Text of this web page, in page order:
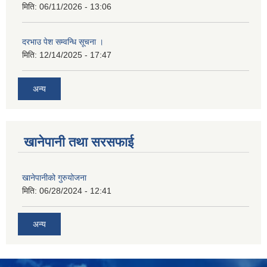
मिति: 06/11/2026 - 13:06
दरभाउ पेश सम्वन्धि सूचना ।
मिति: 12/14/2025 - 17:47
अन्य
खानेपानी तथा सरसफाई
खानेपानीको गुरुयोजना
मिति: 06/28/2024 - 12:41
अन्य